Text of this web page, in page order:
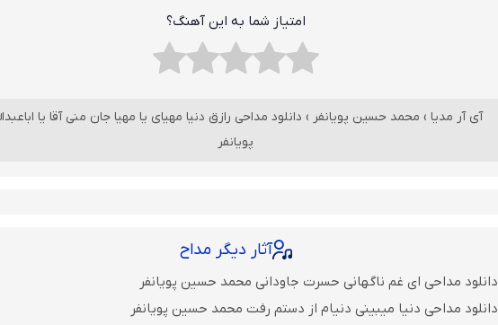
امتیاز شما به این آهنگ؟
آی آر مدیا › محمد حسین پویانفر › دانلود مداحی رازق دنیا مهیای یا مهیا جان منی آقا یا
پویانفر
آثار دیگر مداح
دانلود مداحی ای غم ناگهانی حسرت جاودانی محمد حسین پویانفر
دانلود مداحی دنیا میبینی دنیام از دستم رفت محمد حسین پویانفر